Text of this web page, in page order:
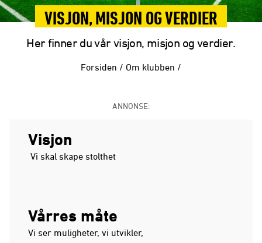
VISJON, MISJON OG VERDIER
Her finner du vår visjon, misjon og verdier.
Forsiden / Om klubben /
ANNONSE:
Visjon
Vi skal skape stolthet
Vårres måte
Vi ser muligheter, vi utvikler,